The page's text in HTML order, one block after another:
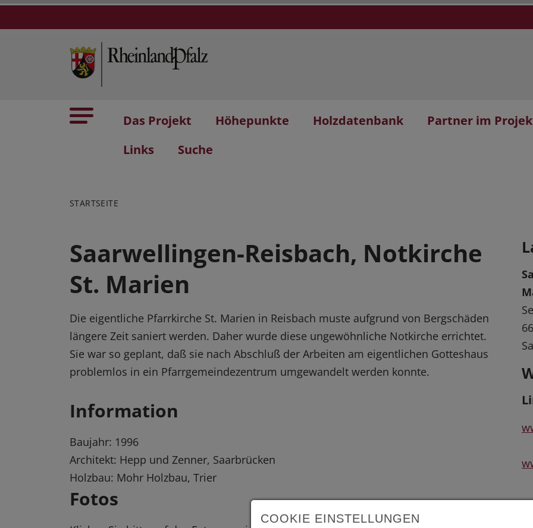
Das Projekt Höhepunkte Holzdatenbank
Partner im
Links
Suche
STARTSEITE
Saarwellingen-Reisbach, Notkirche
St. Marien
Die eigentliche Pfarrkirche St. Marien in Reisbach muste aufgrund von Bergschäden
längere Zeit saniert werden. Daher wurde diese ungewöhnliche Notkirche errichtet.
Sie war so geplant, daß sie nach Abschluß der Arbeiten am eigentlichen Gotteshaus
problemlos in ein Pfarrgemeindezentrum umgewandelt werden konnte.
Information
Baujahr: 1996
Architekt: Hepp und Zenner, Saarbrücken
Holzbau: Mohr Holzbau, Trier
Fotos
COOKIE EINSTELLUNGEN